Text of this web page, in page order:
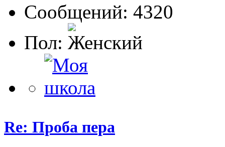
Сообщений: 4320
Пол:
Re: Проба пера